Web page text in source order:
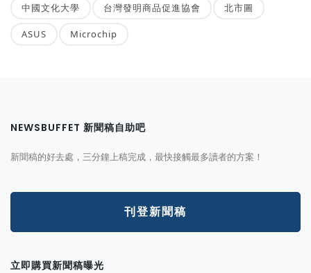
中國文化大學 台灣發明商品促進協會 北市圖
ASUS Microchip
NEWSBUFFET 新聞稿自助吧
新聞稿的好去處，三分鐘上稿完成，最快接觸最多讀者的方案！
刊登新聞稿
立即購買新聞稿曝光